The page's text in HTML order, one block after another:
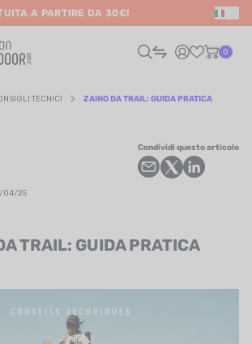
A PARTIRE DA 30€!
0
TECNICI ZAINO DA TRAIL: GUIDA PRATICA
04/25
Condividi questo articolo
TRAIL: GUIDA PRATICA